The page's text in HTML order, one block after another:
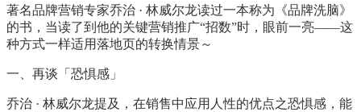
著名品牌营销专家乔治 · 林威尔龙读过一本称为《品牌洗脑》
的书，当读了到他的关键营销推广“招数”时，眼前一亮——这
种方式一样适用落地页的转换情景～
一、再谈「恐惧感」
乔治 · 林威尔龙提及，在销售中应用人性的优点之恐惧感，能